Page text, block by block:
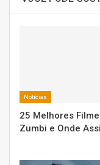
Notícias
25 Melhores
Zumbi e Onde